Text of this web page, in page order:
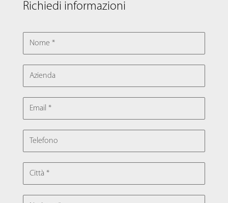
Richiedi informazioni
NOME
AZIENDA
EMAIL
TELEFONO
CITTÀ
NAZIONE